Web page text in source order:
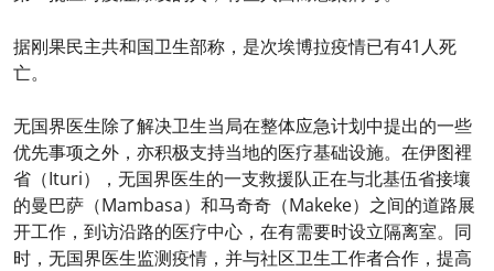
据刚果民主共和国卫生部称，是次埃博拉疫情已有41人死
亡。
无国界医生除了解决卫生当局在整体应急计划中提出的一些
优先事项之外，亦积极支持当地的医疗基础设施。在伊图裡
省（Ituri），无国界医生的一支救援队正在与北基伍省接壤
的曼巴萨（Mambasa）和马奇奇（Makeke）之间的道路展
开工作，到访沿路的医疗中心，在有需要时设立隔离室。同
时，无国界医生监测疫情，并与社区卫生工作者合作，提高